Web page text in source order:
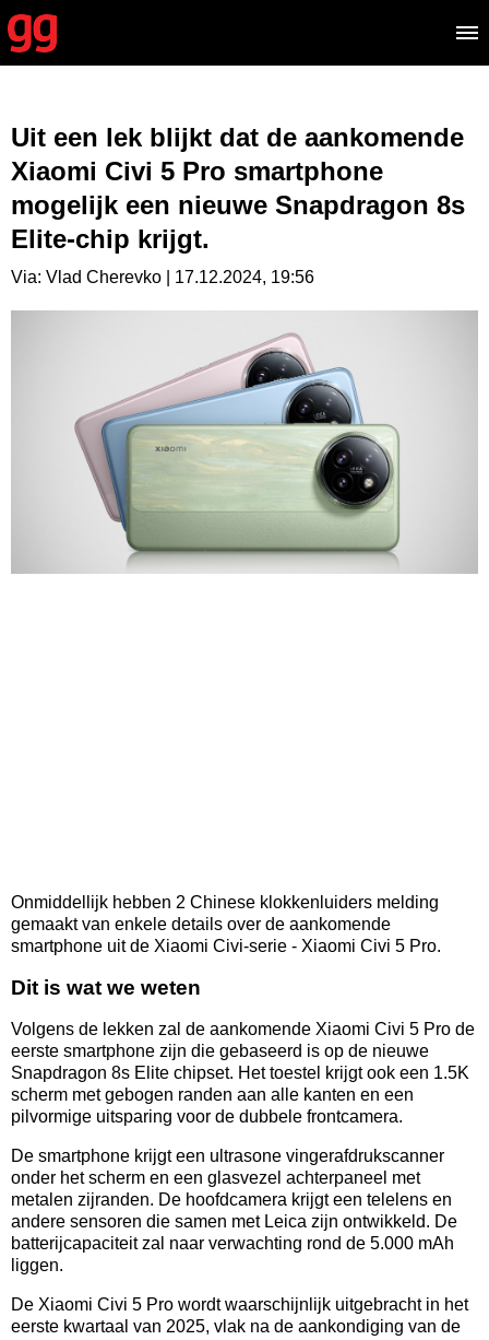
Uit een lek blijkt dat de aankomende
Xiaomi Civi 5 Pro smartphone
mogelijk een nieuwe Snapdragon 8s
Elite-chip krijgt.
Via: Vlad Cherevko | 17.12.2024, 19:56
Onmiddellijk hebben 2 Chinese klokkenluiders melding
gemaakt van enkele details over de aankomende
smartphone uit de Xiaomi Civi-serie - Xiaomi Civi 5 Pro.
Dit is wat we weten
Volgens de lekken zal de aankomende Xiaomi Civi 5 Pro de
eerste smartphone zijn die gebaseerd is op de nieuwe
Snapdragon 8s Elite chipset. Het toestel krijgt ook een 1.5K
scherm met gebogen randen aan alle kanten en een
pilvormige uitsparing voor de dubbele frontcamera.
De smartphone krijgt een ultrasone vingerafdrukscanner
onder het scherm en een glasvezel achterpaneel met
metalen zijranden. De hoofdcamera krijgt een telelens en
andere sensoren die samen met Leica zijn ontwikkeld. De
batterijcapaciteit zal naar verwachting rond de 5.000 mAh
liggen.
De Xiaomi Civi 5 Pro wordt waarschijnlijk uitgebracht in het
eerste kwartaal van 2025, vlak na de aankondiging van de